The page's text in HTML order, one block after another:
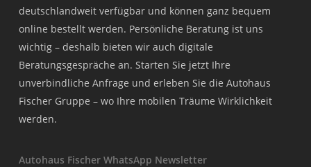
deutschlandweit verfügbar und können ganz bequem
online bestellt werden. Persönliche Beratung ist uns
wichtig – deshalb bieten wir auch digitale
Beratungsgespräche an. Starten Sie jetzt Ihre
unverbindliche Anfrage und erleben Sie die Autohaus
Fischer Gruppe – wo Ihre mobilen Träume Wirklichkeit
werden.
Autohaus Fischer WhatsApp Newsletter